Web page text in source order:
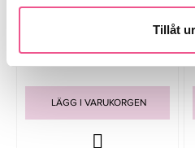
Tillåt
Redken All Soft Conditioner
409 kr 327,20 kr
LÄGG I VARUKORGEN